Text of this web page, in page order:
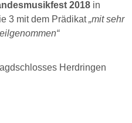
2018in
3 mit dem Prädikat„mit sehr
Herdringen